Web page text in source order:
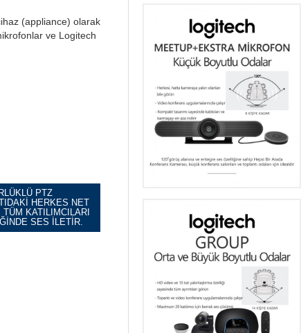
(appliance) olarak
ve Logitech
PTZ
HERKES NET
KATILIMCILARI
SES ILETIR.